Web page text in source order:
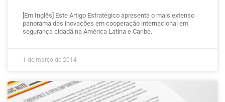
[Em Inglês] Este Artigo Estratégico apresenta o mais extenso
panorama das inovações em cooperação internacional em
segurança cidadã na América Latina e Caribe.
1 de março de 2014